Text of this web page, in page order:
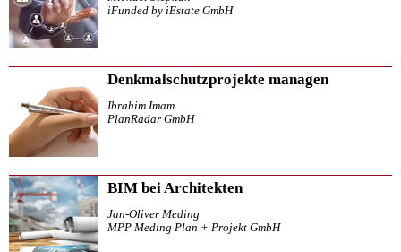
iFunded by iEstate GmbH
Denkmalschutzprojekte managen
Ibrahim Imam
PlanRadar GmbH
BIM bei Architekten
Jan-Oliver Meding
MPP Meding Plan + Projekt GmbH